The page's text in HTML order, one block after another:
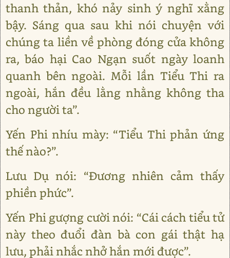
thanh thản, khó nảy sinh ý nghĩ xằng
bậy. Sáng qua sau khi nói chuyện với
chúng ta liền về phòng đóng cửa không
ra, báo hại Cao Ngạn suốt ngày loanh
quanh bên ngoài. Mỗi lần Tiểu Thi ra
ngoài, hắn đều lằng nhằng không tha
cho người ta”.
Yến Phi nhíu mày: “Tiểu Thi phản ứng
thế nào?”.
Lưu Dụ nói: “Đương nhiên cảm thấy
phiền phức”.
Yến Phi gượng cười nói: “Cái cách tiểu tử
này theo đuổi đàn bà con gái thật hạ
lưu, phải nhắc nhở hắn mới được”.